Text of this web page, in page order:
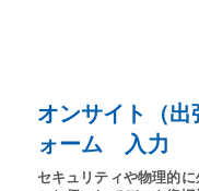
オンサイト（
ォーム 入力
セキュリティや物理的